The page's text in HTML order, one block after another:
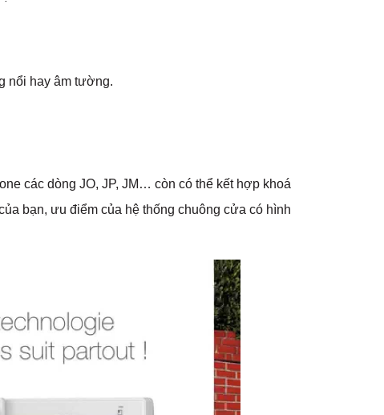
nổi hay âm tường.
các dòng JO, JP, JM… còn có thể kết hợp khoá
bạn, ưu điểm của hệ thống chuông cửa có hình